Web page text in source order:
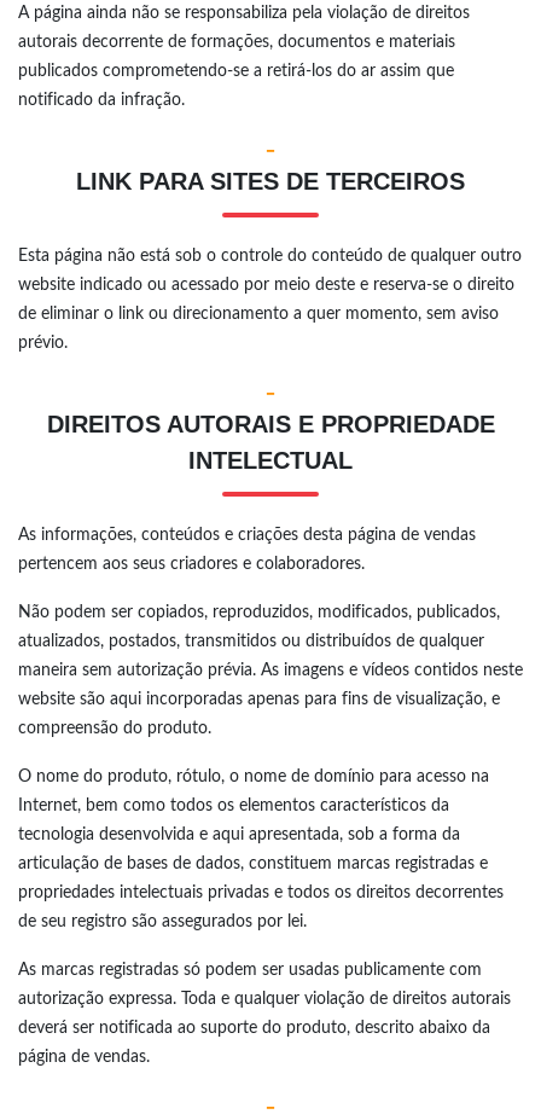
A página ainda não se responsabiliza pela violação de direitos
autorais decorrente de formações, documentos e materiais
publicados comprometendo-se a retirá-los do ar assim que
notificado da infração.
-
LINK PARA SITES DE TERCEIROS
Esta página não está sob o controle do conteúdo de qualquer outro
website indicado ou acessado por meio deste e reserva-se o direito
de eliminar o link ou direcionamento a quer momento, sem aviso
prévio.
-
DIREITOS AUTORAIS E PROPRIEDADE
INTELECTUAL
As informações, conteúdos e criações desta página de vendas
pertencem aos seus criadores e colaboradores.
Não podem ser copiados, reproduzidos, modificados, publicados,
atualizados, postados, transmitidos ou distribuídos de qualquer
maneira sem autorização prévia. As imagens e vídeos contidos neste
website são aqui incorporadas apenas para fins de visualização, e
compreensão do produto.
O nome do produto, rótulo, o nome de domínio para acesso na
Internet, bem como todos os elementos característicos da
tecnologia desenvolvida e aqui apresentada, sob a forma da
articulação de bases de dados, constituem marcas registradas e
propriedades intelectuais privadas e todos os direitos decorrentes
de seu registro são assegurados por lei.
As marcas registradas só podem ser usadas publicamente com
autorização expressa. Toda e qualquer violação de direitos autorais
deverá ser notificada ao suporte do produto, descrito abaixo da
página de vendas.
-